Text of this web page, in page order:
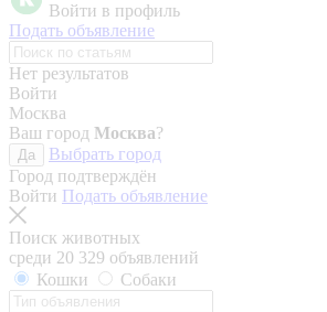
Войти в профиль
Подать объявление
Нет результатов
Войти
Москва
Ваш город Москва?
Да
Выбрать город
Город подтверждён
Войти Подать объявление
Поиск животных
среди 20 329 объявлений
Кошки
Собаки